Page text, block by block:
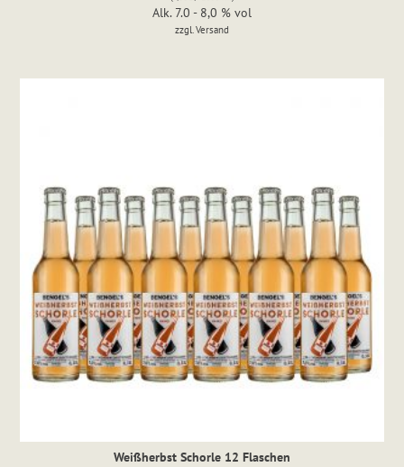
Alk. 7.0 - 8,0 % vol
zzgl. Versand
Weißherbst Schorle 12 Flaschen